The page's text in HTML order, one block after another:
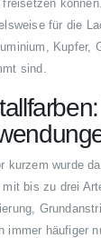
freisetzen
für die
Kupfer,
sind.
kurzem wurde
mit bis zu drei
immer häufiger